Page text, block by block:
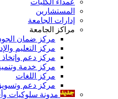
المستشارين
إدارات الجامعة
مراكز الجامعة
مركز ضمان
مركز التعليم
مركز دعم وإتخاذ
مركز خدمة
مركز اللغات
مركز دعم وتسويق
مدونة سلوكيات